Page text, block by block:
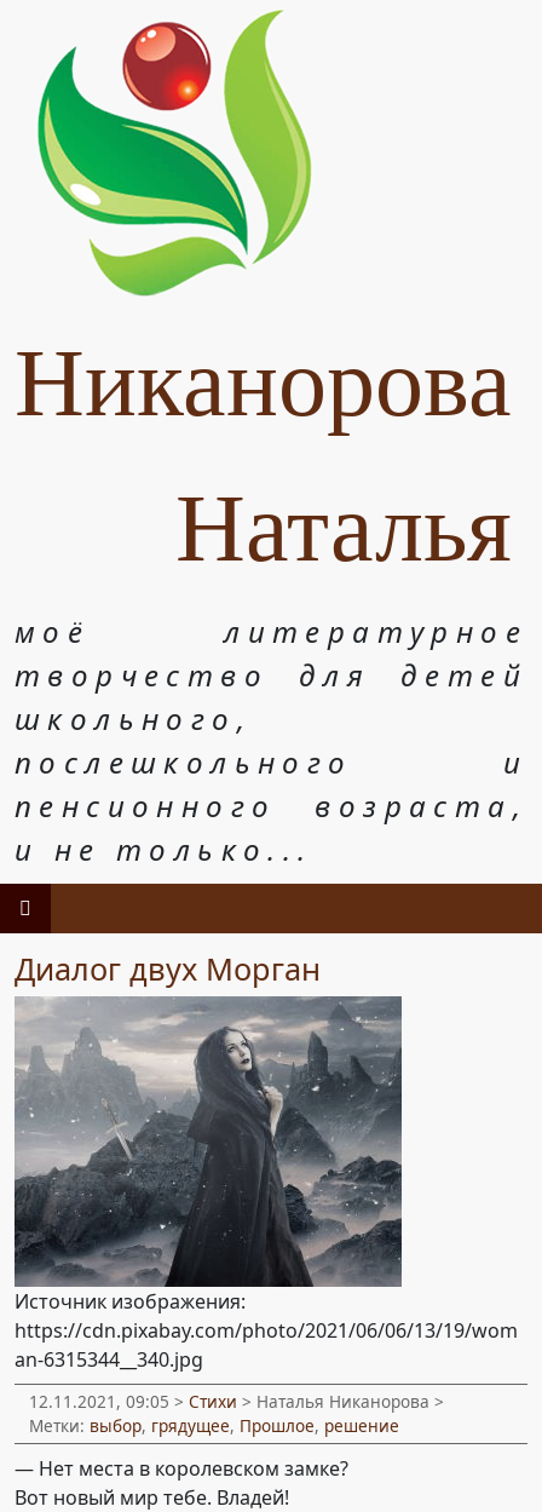
Никанорова
Наталья
моё литературное
творчество для детей
школьного,
послешкольного и
пенсионного возраста,
и не только...
Диалог двух Морган
Источник изображения:
https://cdn.pixabay.com/photo/2021/06/06/13/19/wom
an-6315344__340.jpg
12.11.2021, 09:05 > Стихи > Наталья Никанорова >
Метки: выбор, грядущее, Прошлое, решение
— Нет места в королевском замке?
Вот новый мир тебе. Владей!